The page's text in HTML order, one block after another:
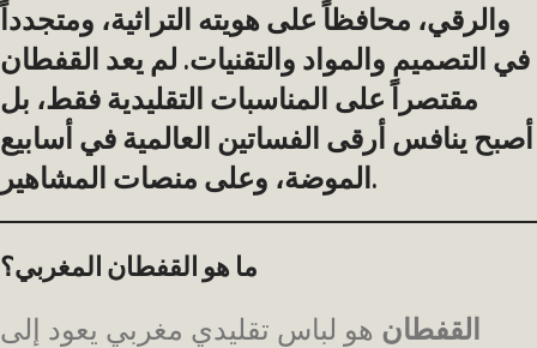
والرقي، محافظاً على هويته التراثية، ومتجدداً
في التصميم والمواد والتقنيات. لم يعد القفطان
مقتصراً على المناسبات التقليدية فقط، بل
أصبح ينافس أرقى الفساتين العالمية في أسابيع
الموضة، وعلى منصات المشاهير.
ما هو القفطان المغربي؟
القفطان هو لباس تقليدي مغربي يعود إلى